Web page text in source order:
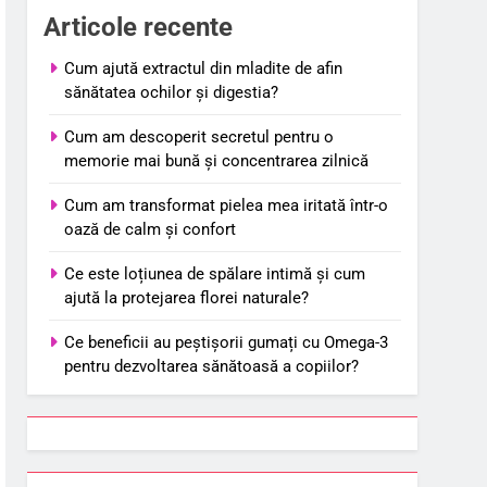
Articole recente
Cum ajută extractul din mladite de afin
sănătatea ochilor și digestia?
Cum am descoperit secretul pentru o
memorie mai bună și concentrarea zilnică
Cum am transformat pielea mea iritată într-o
oază de calm și confort
Ce este loțiunea de spălare intimă și cum
ajută la protejarea florei naturale?
Ce beneficii au peștișorii gumați cu Omega-3
pentru dezvoltarea sănătoasă a copiilor?